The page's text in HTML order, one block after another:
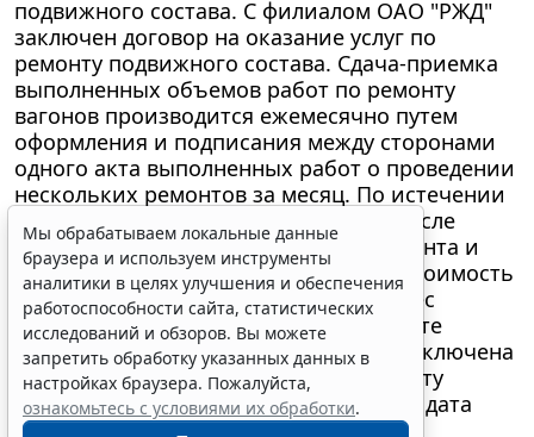
подвижного состава. С филиалом ОАО "РЖД"
заключен договор на оказание услуг по
ремонту подвижного состава. Сдача-приемка
выполненных объемов работ по ремонту
вагонов производится ежемесячно путем
оформления и подписания между сторонами
одного акта выполненных работ о проведении
нескольких ремонтов за месяц. По истечении
некоторого времени (до 3 месяцев) после
возврата подвижного состава из ремонта и
предъявления организации акта на стоимость
ремонта подрядчик направляет в адрес
организации дополнительный акт на те
работы, стоимость которых не была включена
в стоимость ремонта по основному акту
(предусмотрено договором). При этом дата
оформления счета-фактуры должна
Мы обрабатываем локальные данные
браузера и используем инструменты
аналитики в целях улучшения и обеспечения
работоспособности сайта, статистических
исследований и обзоров. Вы можете
запретить обработку указанных данных в
настройках браузера. Пожалуйста,
ознакомьтесь с условиями их обработки
Принять